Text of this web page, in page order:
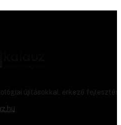
újításokkal, érkező